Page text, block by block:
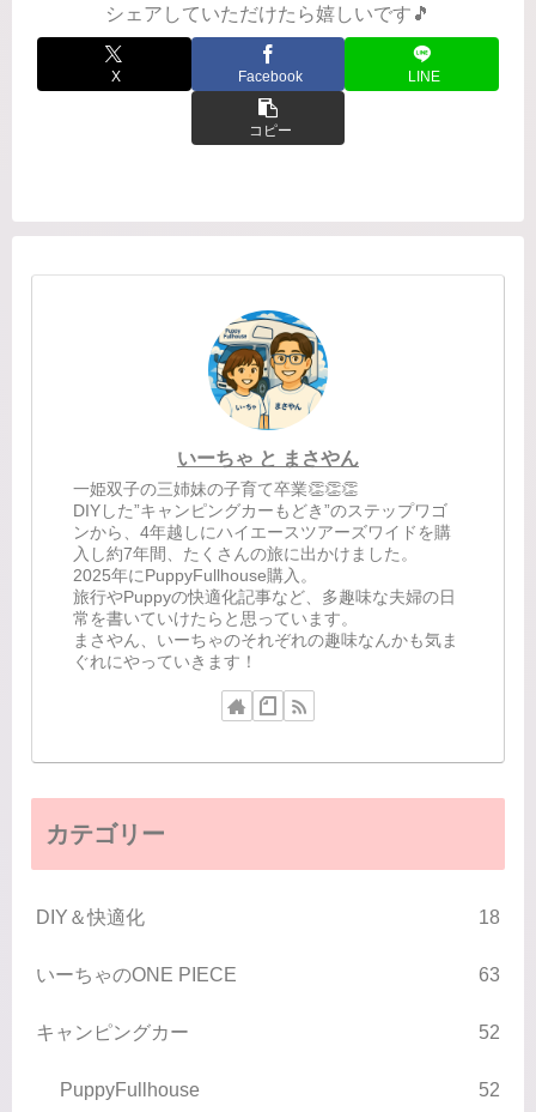
シェアしていただけたら嬉しいです🎵
X Facebook LINE
コピー
いーちゃ と まさやん
一姫双子の三姉妹の子育て卒業👏👏👏
DIYした”キャンピングカーもどき”のステップワゴ
ンから、4年越しにハイエースツアーズワイドを購
入し約7年間、たくさんの旅に出かけました。
2025年にPuppyFullhouse購入。
旅行やPuppyの快適化記事など、多趣味な夫婦の日
常を書いていけたらと思っています。
まさやん、いーちゃのそれぞれの趣味なんかも気ま
ぐれにやっていきます！
カテゴリー
DIY＆快適化 18
いーちゃのONE PIECE 63
キャンピングカー 52
PuppyFullhouse 52